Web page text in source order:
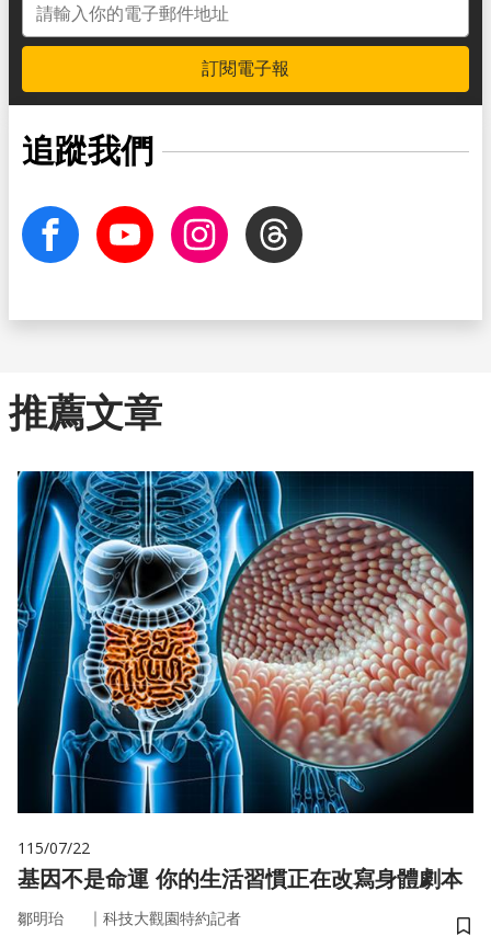
訂閱電子報
追蹤我們
facebook Youtube InstagramThreads
推薦文章
115/07/22
基因不是命運 你的生活習慣正在改寫身體劇本
鄒明珆 ｜ 科技大觀園特約記者
儲